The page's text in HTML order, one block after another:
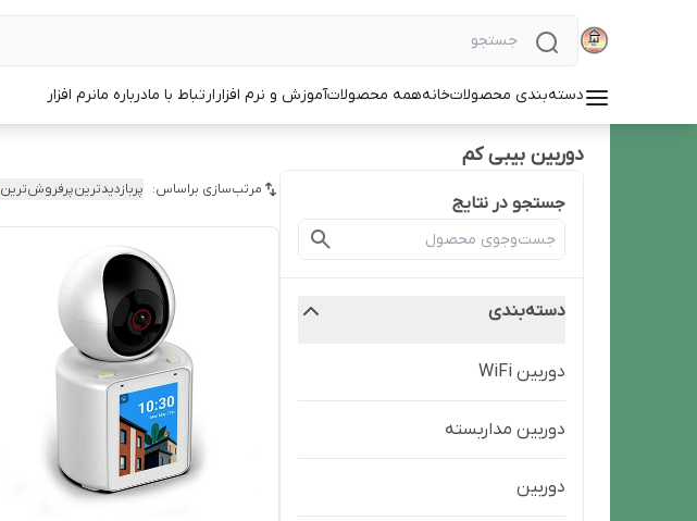
دسته‌بندی محصولاتخانههمه محصولاتآموزش و نرم افزارارتباط با مادرباره مانرم افزار
دوربین بیبی کم
جستجو در نتایج
دسته‌بندی
دوربین WiFi
دوربین‌ مداربسته
دوربین
مرتب‌سازی براساس: پربازدیدترینپرفروش‌ترین